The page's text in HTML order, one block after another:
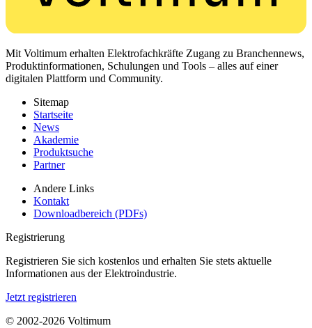
Mit Voltimum erhalten Elektrofachkräfte Zugang zu Branchennews,
Produktinformationen, Schulungen und Tools – alles auf einer
digitalen Plattform und Community.
Sitemap
Startseite
News
Akademie
Produktsuche
Partner
Andere Links
Kontakt
Downloadbereich (PDFs)
Registrierung
Registrieren Sie sich kostenlos und erhalten Sie stets aktuelle
Informationen aus der Elektroindustrie.
Jetzt registrieren
© 2002-2026 Voltimum